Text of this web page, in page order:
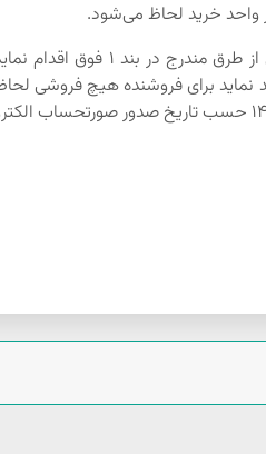
واحد خرید لحاظ می‌شود.
حال اگر فروشنده نسبت به